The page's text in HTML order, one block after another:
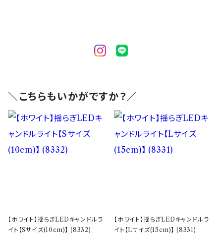
＼こちらもいかがですか？／
【ホワイト】揺らぎLEDキャンドルラ
イト【Sサイズ(10cm)】 (8332)
【ホワイト】揺らぎLEDキャンドルラ
イト【Lサイズ(15cm)】 (8331)